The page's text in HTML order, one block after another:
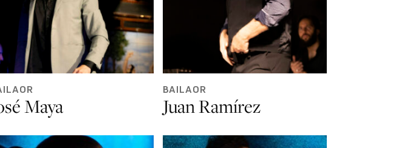
Maya
BAILAOR
Juan Ramírez